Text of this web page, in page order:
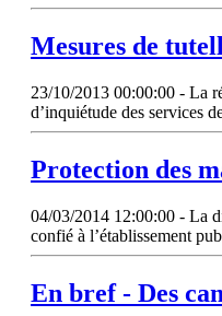
Mesures de
23/10/2013 00:00:00 - La
d’inquiétude des services
Protection des
04/03/2014 12:00:00 - La
confié à l’établissement
En bref - Des